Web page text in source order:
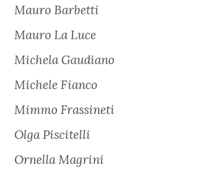
Mauro Barbetti
Mauro La Luce
Michela Gaudiano
Michele Fianco
Mimmo Frassineti
Olga Piscitelli
Ornella Magrini